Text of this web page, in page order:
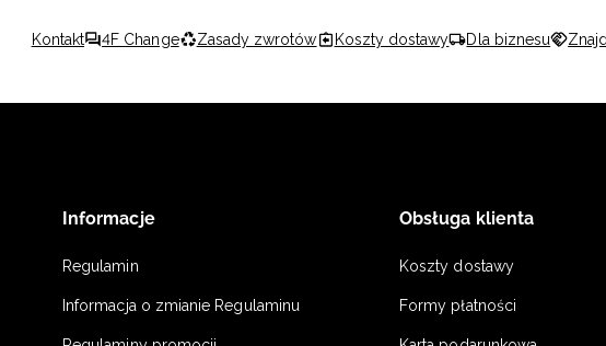
Kontakt 4F Change Zasady zwrotów Koszty dostawy Dla biznesu
Informacje
Regulamin
Informacja o zmianie Regulaminu
Obsługa klienta
Koszty dostawy
Formy płatności